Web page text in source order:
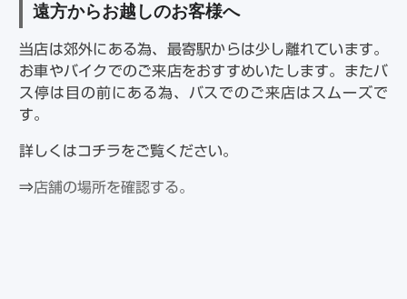
遠方からお越しのお客様へ
当店は郊外にある為、最寄駅からは少し離れています。
お車やバイクでのご来店をおすすめいたします。またバ
ス停は目の前にある為、バスでのご来店はスムーズで
す。
詳しくはコチラをご覧ください。
⇒店舗の場所を確認する。